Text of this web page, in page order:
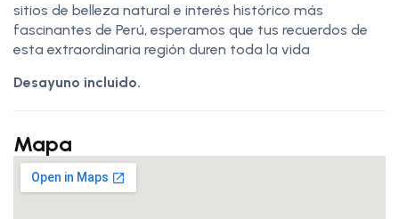
sitios de belleza natural e interés histórico más
fascinantes de Perú, esperamos que tus recuerdos de
esta extraordinaria región duren toda la vida
Desayuno incluido.
Mapa